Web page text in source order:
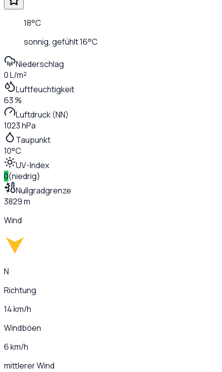
18°C
sonnig, gefühlt16°C
Niederschlag
0 L/m²
Luftfeuchtigkeit
63 %
Luftdruck (NN)
1023 hPa
Taupunkt
10°C
UV-Index
0(niedrig)
Nullgradgrenze
3829 m
Wind
N
Richtung
14 km/h
Windböen
6 km/h
mittlerer Wind